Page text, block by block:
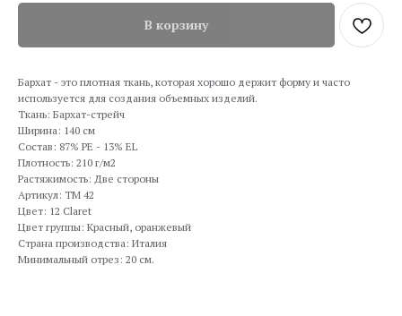
В корзину
Бархат - это плотная ткань, которая хорошо держит форму и часто
используется для создания объемных изделий.
Ткань: Бархат-стрейч
Ширина: 140 см
Состав: 87% PE - 13% EL
Плотность: 210 г/м2
Растяжимость: Две стороны
Артикул: TM 42
Цвет: 12 Claret
Цвет группы: Красный, оранжевый
Страна производства: Италия
Минимальный отрез: 20 см.